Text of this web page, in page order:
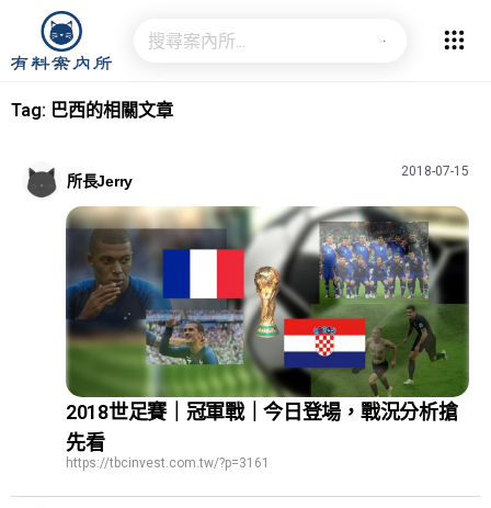
Tag: 巴西的相關文章
所長Jerry
2018-07-15
2018世足賽｜冠軍戰｜今日登場，戰況分析搶
先看
https://tbcinvest.com.tw/?p=3161